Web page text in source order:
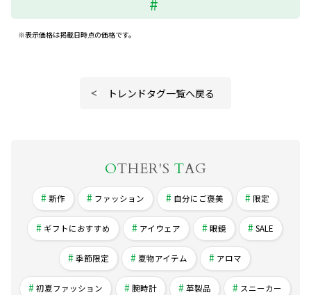
※表示価格は掲載日時点の価格です。
トレンドタグ一覧へ戻る
OTHER'S TAG
新作 ファッション 自分にご褒美 限定
ギフトにおすすめ アイウェア 眼鏡 SALE
季節限定 夏物アイテム アロマ
初夏ファッション 腕時計 革製品 スニーカー